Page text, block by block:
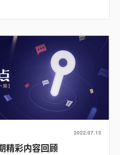
2022.07.13
精彩内容回顾